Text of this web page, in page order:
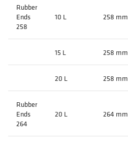
Rubber
Ends
258
10 L 258 mm
15 L 258 mm
20 L 258 mm
Rubber
Ends
264
20 L 264 mm